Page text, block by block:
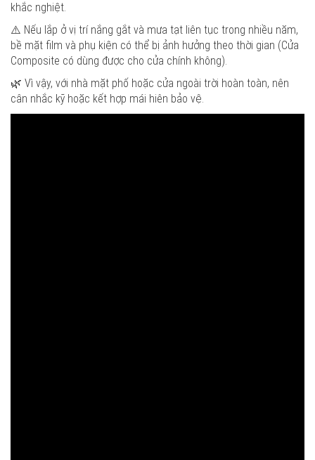
khắc nghiệt.
⚠️ Nếu lắp ở vị trí nắng gắt và mưa tạt liên tục trong nhiều năm,
bề mặt film và phụ kiện có thể bị ảnh hưởng theo thời gian (Cửa
Composite có dùng được cho cửa chính không).
🌿 Vì vậy, với nhà mặt phố hoặc cửa ngoài trời hoàn toàn, nên
cân nhắc kỹ hoặc kết hợp mái hiên bảo vệ.